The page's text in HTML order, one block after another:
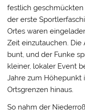
festlich
der erste
Ortes waren
Zeit einzutauchen. Die
bunt, und der Funke
kleiner, lokaler Event
Jahre zum Höhepunkt
Ortsgrenzen hinaus.
So nahm der